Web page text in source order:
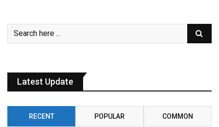
Latest Update
RECENT POPULAR COMMON